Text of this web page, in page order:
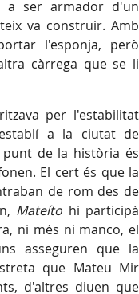
a ser armador d'un
va construir. Amb
l'esponja, però
càrrega que se li
per l'estabilitat
a la ciutat de
punt de la història és
El cert és que la
de rom des de
Mateíto hi participà
ni més ni manco, el
asseguren que la
que Mateu Mir
d'altres diuen que